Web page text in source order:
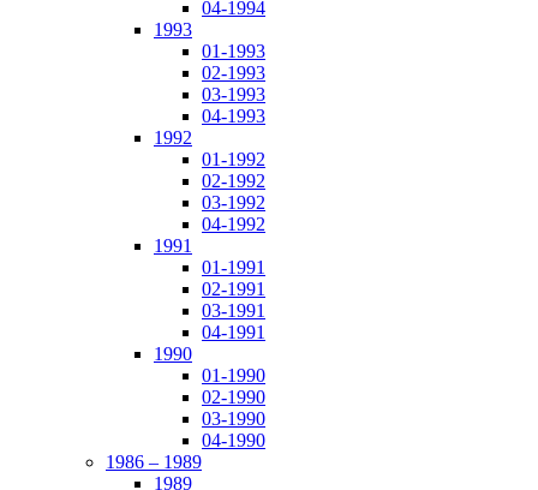
04-1994
1993
01-1993
02-1993
03-1993
04-1993
1992
01-1992
02-1992
03-1992
04-1992
1991
01-1991
02-1991
03-1991
04-1991
1990
01-1990
02-1990
03-1990
04-1990
1986 – 1989
1989